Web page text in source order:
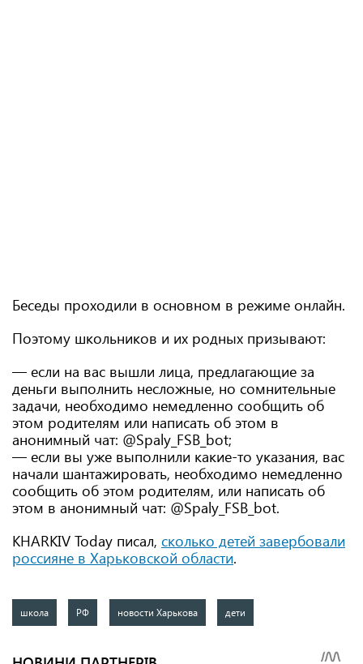
Беседы проходили в основном в режиме онлайн.
Поэтому школьников и их родных призывают:
— если на вас вышли лица, предлагающие за
деньги выполнить несложные, но сомнительные
задачи, необходимо немедленно сообщить об
этом родителям или написать об этом в
анонимный чат: @Spaly_FSB_bot;
— если вы уже выполнили какие-то указания, вас
начали шантажировать, необходимо немедленно
сообщить об этом родителям, или написать об
этом в анонимный чат: @Spaly_FSB_bot.
KHARKIV Today писал, сколько детей завербовали
россияне в Харьковской области.
школа РФ новости Харькова дети